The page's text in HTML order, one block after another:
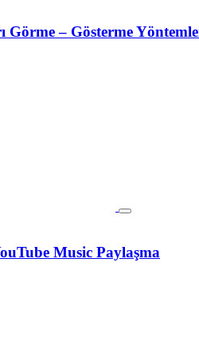
Görme – Gösterme
Music Paylaşma